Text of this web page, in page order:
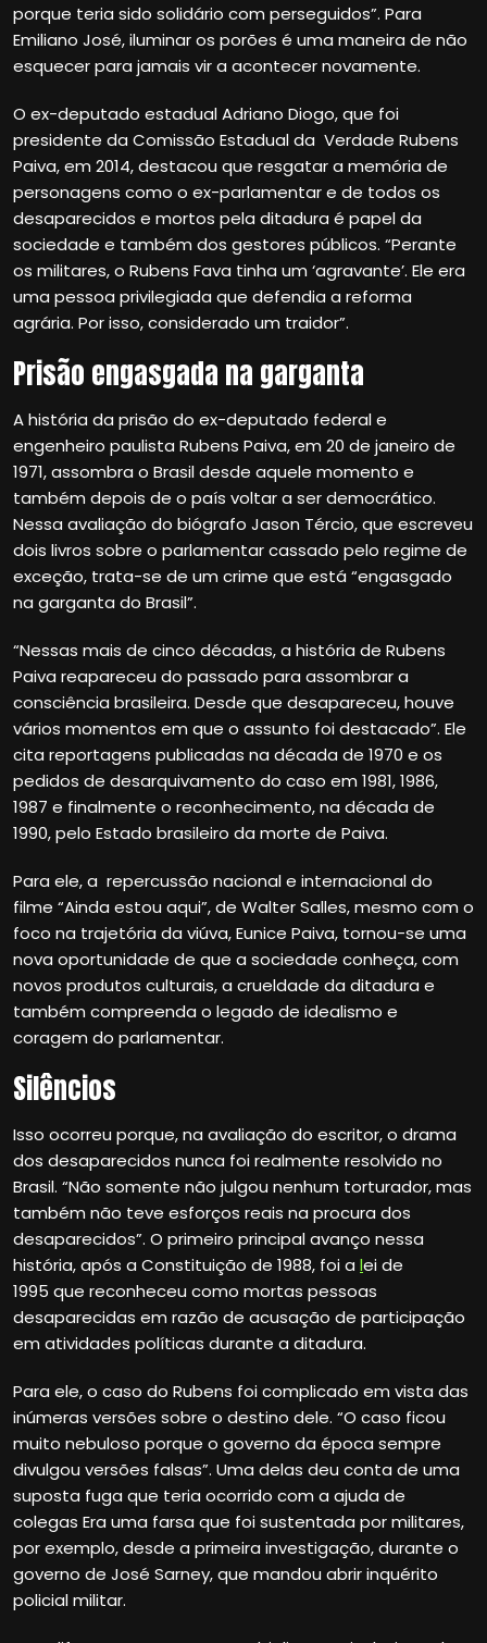
porque teria sido solidário com perseguidos”. Para
Emiliano José, iluminar os porões é uma maneira de não
esquecer para jamais vir a acontecer novamente.
O ex-deputado estadual Adriano Diogo, que foi
presidente da Comissão Estadual da Verdade Rubens
Paiva, em 2014, destacou que resgatar a memória de
personagens como o ex-parlamentar e de todos os
desaparecidos e mortos pela ditadura é papel da
sociedade e também dos gestores públicos. “Perante
os militares, o Rubens Fava tinha um ‘agravante’. Ele era
uma pessoa privilegiada que defendia a reforma
agrária. Por isso, considerado um traidor”.
Prisão engasgada na garganta
A história da prisão do ex-deputado federal e
engenheiro paulista Rubens Paiva, em 20 de janeiro de
1971, assombra o Brasil desde aquele momento e
também depois de o país voltar a ser democrático.
Nessa avaliação do biógrafo Jason Tércio, que escreveu
dois livros sobre o parlamentar cassado pelo regime de
exceção, trata-se de um crime que está “engasgado
na garganta do Brasil”.
“Nessas mais de cinco décadas, a história de Rubens
Paiva reapareceu do passado para assombrar a
consciência brasileira. Desde que desapareceu, houve
vários momentos em que o assunto foi destacado”. Ele
cita reportagens publicadas na década de 1970 e os
pedidos de desarquivamento do caso em 1981, 1986,
1987 e finalmente o reconhecimento, na década de
1990, pelo Estado brasileiro da morte de Paiva.
Para ele, a repercussão nacional e internacional do
filme “Ainda estou aqui”, de Walter Salles, mesmo com o
foco na trajetória da viúva, Eunice Paiva, tornou-se uma
nova oportunidade de que a sociedade conheça, com
novos produtos culturais, a crueldade da ditadura e
também compreenda o legado de idealismo e
coragem do parlamentar.
Silêncios
Isso ocorreu porque, na avaliação do escritor, o drama
dos desaparecidos nunca foi realmente resolvido no
Brasil. “Não somente não julgou nenhum torturador, mas
também não teve esforços reais na procura dos
desaparecidos”. O primeiro principal avanço nessa
história, após a Constituição de 1988, foi a lei de
1995 que reconheceu como mortas pessoas
desaparecidas em razão de acusação de participação
em atividades políticas durante a ditadura.
Para ele, o caso do Rubens foi complicado em vista das
inúmeras versões sobre o destino dele. “O caso ficou
muito nebuloso porque o governo da época sempre
divulgou versões falsas”. Uma delas deu conta de uma
suposta fuga que teria ocorrido com a ajuda de
colegas Era uma farsa que foi sustentada por militares,
por exemplo, desde a primeira investigação, durante o
governo de José Sarney, que mandou abrir inquérito
policial militar.